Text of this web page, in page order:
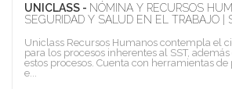
UNICLASS - NÓMINA Y RECURSOS
SEGURIDAD Y SALUD EN EL TRABAJO |
Uniclass Recursos Humanos contempla el
para los procesos inherentes al SST,
estos procesos. Cuenta con herramientas
e...